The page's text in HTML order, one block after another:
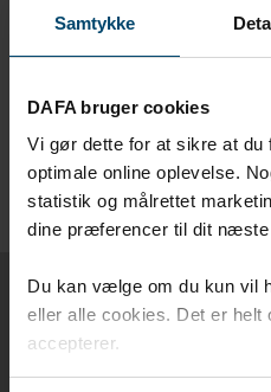
Samtykke
DAFA bruger cookies
Vi gør dette for at sikre at du
optimale online oplevelse.
statistik og målrettet
dine præferencer til dit næste
Du kan vælge om du kun vil
eller alle cookies. Det er helt
accepterer.
Relaterade